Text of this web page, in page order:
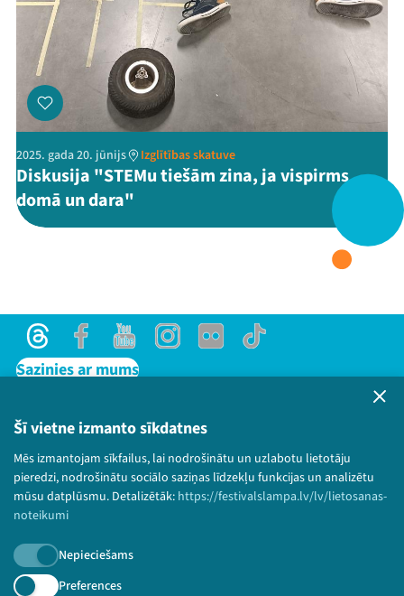
Šī vietne izmanto sīkdatnes
Mēs izmantojam sīkfailus, lai nodrošinātu un uzlabotu lietotāju
pieredzi, nodrošinātu sociālo saziņas līdzekļu funkcijas un analizētu
mūsu datplūsmu. Detalizētāk: https://festivalslampa.lv/lv/lietosanas-
noteikumi
Nepieciešams
Preferences
Kontakti
ThreadsFacebookYoutube
X Instagram
Flick TikTok
2025. gada 20. jūnijs Izglītības skatuve
Diskusija "STEMu tiešām zina, ja vispirms
domā un dara"
ThreadsFacebookYoutubeInstagram
Flick TikTok
Sazinies ar mums
Lietošanas noteikumi un sīkdatņu politika
Bērnu aizsardzības politika
© 2026 Sarunu festivāls LAMPA Visas tiesības
paturētas.
Piesakies jaunumiem!